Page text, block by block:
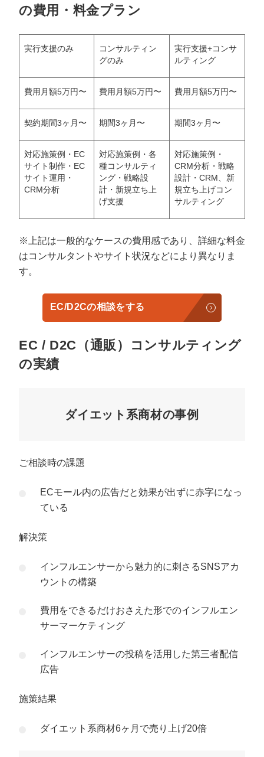
の費用・料金プラン
実行支援のみ
コンサルティン
グのみ
実行支援+コンサ
ルティング
費用月額5万円〜 費用月額5万円〜 費用月額5万円〜
契約期間3ヶ月〜 期間3ヶ月〜 期間3ヶ月〜
対応施策例・EC
サイト制作・EC
サイト運用・
CRM分析
対応施策例・各
種コンサルティ
ング・戦略設
計・新規立ち上
げ支援
対応施策例・
CRM分析・戦略
設計・CRM、新
規立ち上げコン
サルティング
※上記は一般的なケースの費用感であり、詳細な料金
はコンサルタントやサイト状況などにより異なりま
す。
EC/D2Cの相談をする
EC / D2C（通販）コンサルティング
の実績
ダイエット系商材の事例
ご相談時の課題
ECモール内の広告だと効果が出ずに赤字になっ
ている
解決策
インフルエンサーから魅力的に刺さるSNSアカ
ウントの構築
費用をできるだけおさえた形でのインフルエン
サーマーケティング
インフルエンサーの投稿を活用した第三者配信
広告
施策結果
ダイエット系商材6ヶ月で売り上げ20倍